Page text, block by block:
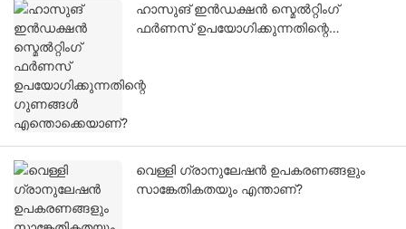
ഹാസുങ് ഇൻഡക്ഷൻ സ്മെൽറ്റിംഗ്
ഫർണസ് ഉപയോഗിക്കുന്നതിന്റെ
വെള്ളി ഗ്രാനുലേഷൻ ഉപകരണങ്ങളും
സാങ്കേതികതയും എന്താണ്?